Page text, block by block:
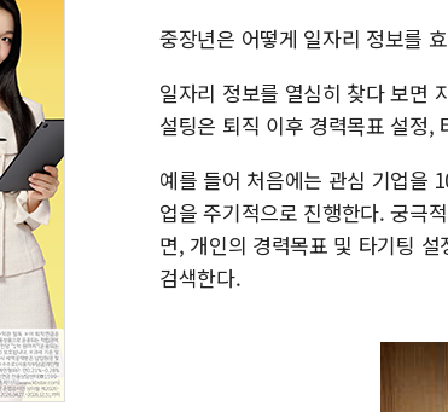
중장년은 어떻게 일자리 정보를
일자리 정보를 열심히 찾다 보면
설팅은 퇴직 이후 경력목표 설정
예를 들어 처음에는 관심 기업을
업을 주기적으로 진행한다. 궁극
면, 개인의 경력목표 및 타기팅
검색한다.